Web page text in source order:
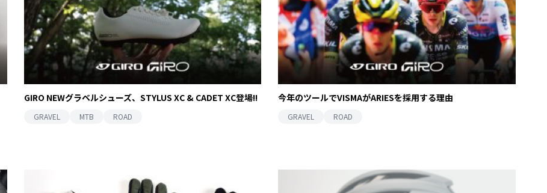
GIRO NEWグラベルシューズ、STYLUS XC & CADET XC登場!!
GRAVEL MTB ROAD
今年のツールでVISMAがARIESを採用する理由
GRAVEL ROAD